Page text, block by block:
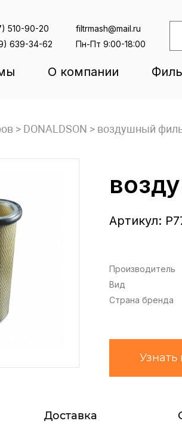
510-90-20
639-34-62
filtrmash@mail.ru
Пн-Пт 9:00-18:00
О компании
> DONALDSON > воздушный
Артикул:
Производитель
Вид
Страна бренда
Узнать
Доставка